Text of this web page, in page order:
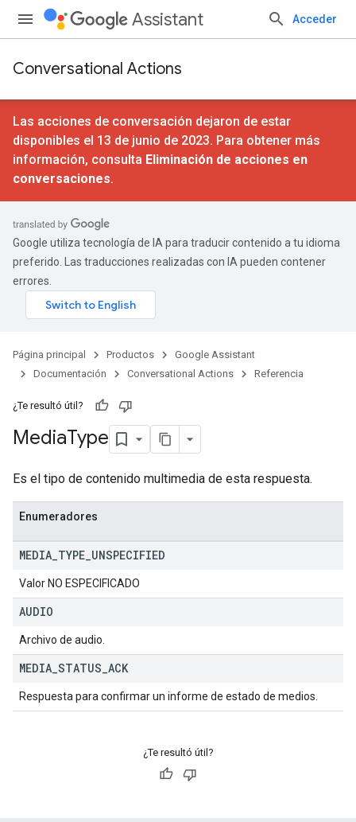
Assistant Acceder
Conversational Actions
Las acciones de conversación dejaron de estar
disponibles el 13 de junio de 2023. Para obtener más
información, consulta Eliminación de acciones en
conversaciones.
Google utiliza tecnología de IA para traducir contenido a tu idioma
preferido. Las traducciones realizadas con IA pueden contener
errores.
Página principal Productos
Google Assistant
Documentación
Conversational Actions Referencia
¿Te resultó útil?
MediaType
Es el tipo de contenido multimedia de esta respuesta.
Enumeradores
MEDIA TYPE UNSPECIFIED
Valor NO ESPECIFICADO
AUDIO
Archivo de audio.
MEDIA STATUS ACK
Respuesta para confirmar un informe de estado de medios.
¿Te resultó útil?